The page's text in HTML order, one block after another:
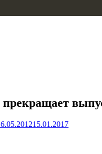
15.01.2017